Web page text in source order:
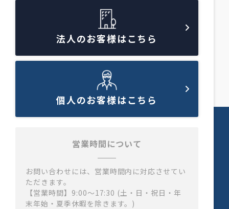
法人のお客様はこちら
個人のお客様はこちら
営業時間について
お問い合わせには、営業時間内に対応させてい
ただきます。
【営業時間】9:00～17:30 (土・日・祝日・年
末年始・夏季休暇を除きます。)